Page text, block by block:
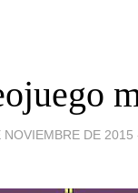
NOVIEMBRE DE 2015